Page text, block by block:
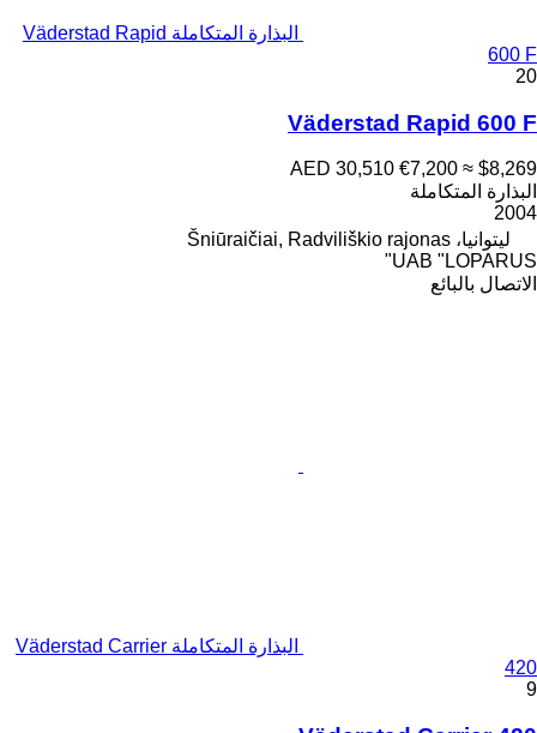
البذارة المتكاملة Väderstad Rapid
600 F
20
Väderstad Rapid 600 F
AED 30,510 €7,200 ≈ $8,269
البذارة المتكاملة
2004
ليتوانيا، Šniūraičiai, Radviliškio rajonas
UAB "LOPARUS"
الاتصال بالبائع
البذارة المتكاملة Väderstad Carrier
420
9